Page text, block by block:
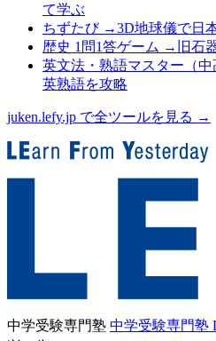
て学ぶ
ちずたび→3D地球儀で日
歴史 1問1答ゲーム → 旧石
英文法・熟語マスター（中
英熟語を攻略
juken.lefy.jp で全ツールを見る →
中学受験専門塾 中学受験専門塾